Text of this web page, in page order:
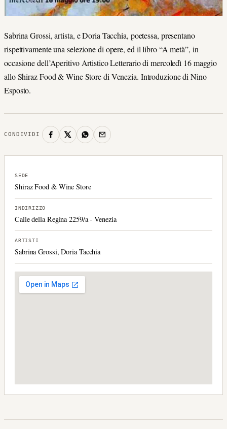
Sabrina Grossi, artista, e Doria Tacchia, poetessa, presentano
rispettivamente una selezione di opere, ed il libro “A metà”, in
occasione dell’Aperitivo Artistico Letterario di mercoledì 16 maggio
allo Shiraz Food & Wine Store di Venezia. Introduzione di Nino
Esposto.
CONDIVIDI
SEDE
Shiraz Food & Wine Store
INDIRIZZO
Calle della Regina 2259/a - Venezia
ARTISTI
Sabrina Grossi, Doria Tacchia